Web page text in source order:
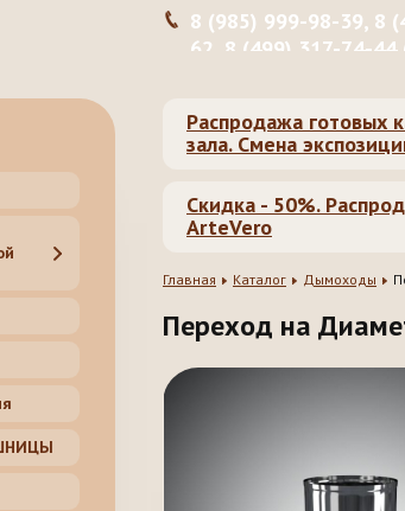
8 (985) 999-98-39, 8
62, 8 (499) 317-74-44
Распродажа готовых
зала. Смена
Скидка - 50%.
ArteVero
Главная Каталог Дымоходы
Переход на